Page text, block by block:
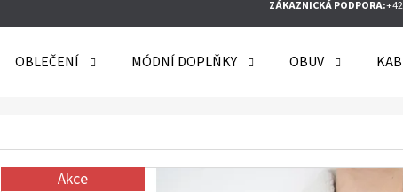
ZÁKAZNICKÁ PODPORA:
OBLEČENÍ MÓDNÍ DOPLŇKY OBUV
Akce